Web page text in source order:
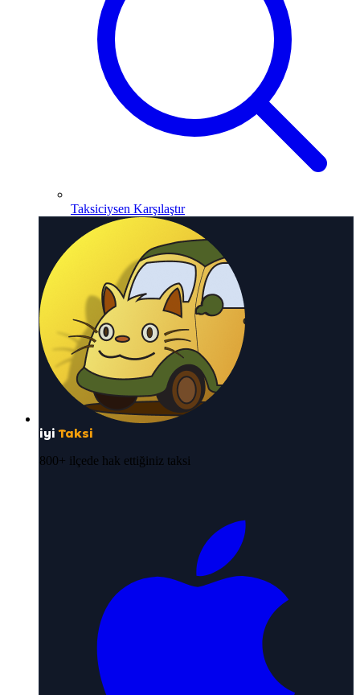
Taksiciysen Karşılaştır
iyi Taksi
800+ ilçede hak ettiğiniz taksi